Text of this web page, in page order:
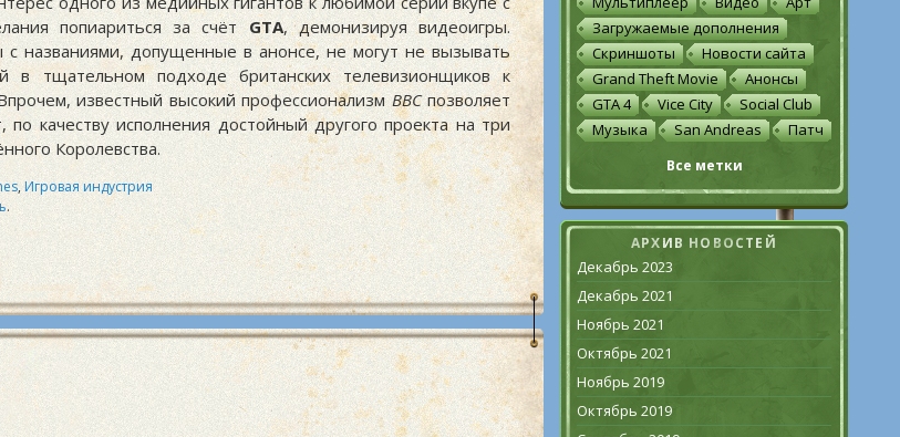
попиариться за счётGTA, демонизируя видеоигры.
названиями, допущенные в анонсе, не могут не вызывать
в тщательном подходе британских телевизионщиков к
известный высокий профессионализмBBCпозволяет
по качеству исполнения достойный другого проекта на три
Королевства.
,Игровая индустрия
.
Загружаемые дополнения
Скриншоты
Новости сайта
Grand Theft Movie
Анонсы
GTA 4
Vice City
Social Club
Музыка
San Andreas Патч
Все метки
АРХИВ НОВОСТЕЙ
Декабрь 2023
Декабрь 2021
Ноябрь 2021
Октябрь 2021
Ноябрь 2019
Октябрь 2019